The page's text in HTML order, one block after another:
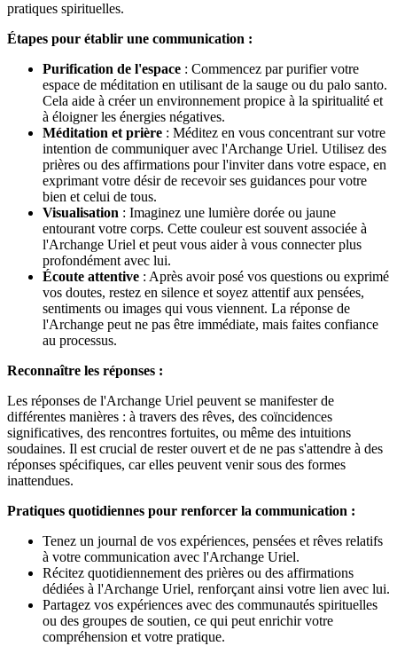
pratiques spirituelles.
Étapes pour établir une communication :
Purification de l'espace : Commencez par purifier votre
espace de méditation en utilisant de la sauge ou du palo santo.
Cela aide à créer un environnement propice à la spiritualité et
à éloigner les énergies négatives.
Méditation et prière : Méditez en vous concentrant sur votre
intention de communiquer avec l'Archange Uriel. Utilisez des
prières ou des affirmations pour l'inviter dans votre espace, en
exprimant votre désir de recevoir ses guidances pour votre
bien et celui de tous.
Visualisation : Imaginez une lumière dorée ou jaune
entourant votre corps. Cette couleur est souvent associée à
l'Archange Uriel et peut vous aider à vous connecter plus
profondément avec lui.
Écoute attentive : Après avoir posé vos questions ou exprimé
vos doutes, restez en silence et soyez attentif aux pensées,
sentiments ou images qui vous viennent. La réponse de
l'Archange peut ne pas être immédiate, mais faites confiance
au processus.
Reconnaître les réponses :
Les réponses de l'Archange Uriel peuvent se manifester de
différentes manières : à travers des rêves, des coïncidences
significatives, des rencontres fortuites, ou même des intuitions
soudaines. Il est crucial de rester ouvert et de ne pas s'attendre à des
réponses spécifiques, car elles peuvent venir sous des formes
inattendues.
Pratiques quotidiennes pour renforcer la communication :
Tenez un journal de vos expériences, pensées et rêves relatifs
à votre communication avec l'Archange Uriel.
Récitez quotidiennement des prières ou des affirmations
dédiées à l'Archange Uriel, renforçant ainsi votre lien avec lui.
Partagez vos expériences avec des communautés spirituelles
ou des groupes de soutien, ce qui peut enrichir votre
compréhension et votre pratique.